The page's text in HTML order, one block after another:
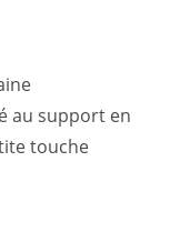
au support en
touche